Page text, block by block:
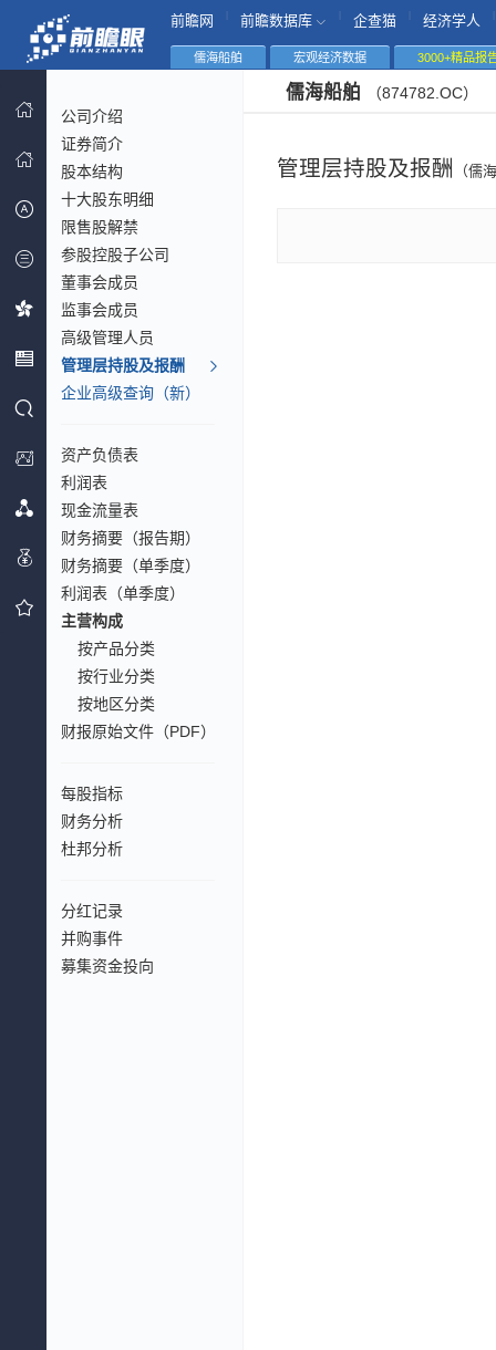
前瞻网 前瞻数据库 企查猫 经济学人
儒海船舶 宏观经济数据 3000+精品报
公司介绍
证券简介
股本结构
十大股东明细
限售股解禁
参股控股子公司
董事会成员
监事会成员
高级管理人员
管理层持股及报酬
企业高级查询（新）
资产负债表
利润表
现金流量表
财务摘要（报告期）
财务摘要（单季度）
利润表（单季度）
主营构成
按产品分类
按行业分类
按地区分类
财报原始文件（PDF）
每股指标
财务分析
杜邦分析
分红记录
并购事件
募集资金投向
儒海船舶 （874782.OC）
管理层持股及报酬 （儒